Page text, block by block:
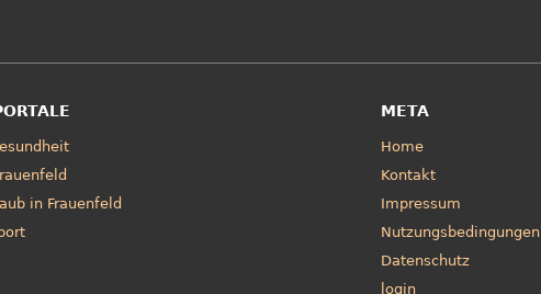
in Frauenfeld
META
Home
Kontakt
Impressum
Nutzungsbedingungen
Datenschutz
login